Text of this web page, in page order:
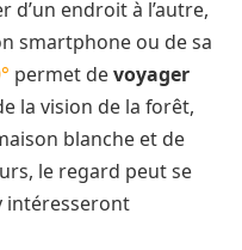
d’un endroit à l’autre,
smartphone ou de sa
permet devoyager
la vision de la forêt,
blanche et de
le regard peut se
intéresseront